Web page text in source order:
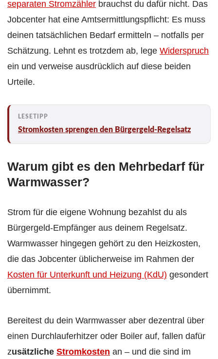
separaten Stromzähler brauchst du dafür nicht. Das
Jobcenter hat eine Amtsermittlungspflicht: Es muss
deinen tatsächlichen Bedarf ermitteln – notfalls per
Schätzung. Lehnt es trotzdem ab, lege Widerspruch
ein und verweise ausdrücklich auf diese beiden
Urteile.
Stromkosten sprengen den Bürgergeld-Regelsatz
Warum gibt es den Mehrbedarf für
Warmwasser?
Strom für die eigene Wohnung bezahlst du als
Bürgergeld-Empfänger aus deinem Regelsatz.
Warmwasser hingegen gehört zu den Heizkosten,
die das Jobcenter üblicherweise im Rahmen der
Kosten für Unterkunft und Heizung (KdU) gesondert
übernimmt.
Bereitest du dein Warmwasser aber dezentral über
einen Durchlauferhitzer oder Boiler auf, fallen dafür
zusätzliche Stromkosten an – und die sind im